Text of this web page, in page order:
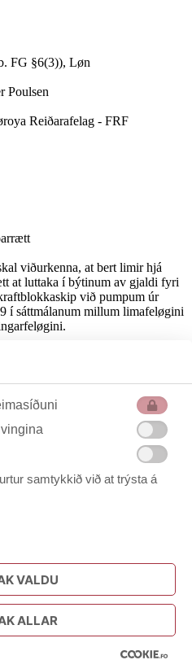
FG §6(3)), Løn
Poulsen
Reiðarafelag - FRF
viðurkenna, at bert limir hjá
at luttaka í býtinum av gjaldi fyri
við pumpum úr
í sáttmálanum millum limafeløgini
víst til nakrar túrar, sum
verið við ávikavist M/S Gøtunes
kærurit.
samtykkið við at trýsta á
VALDU
ALLAR